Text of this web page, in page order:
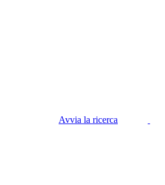
Avvia la ricerca